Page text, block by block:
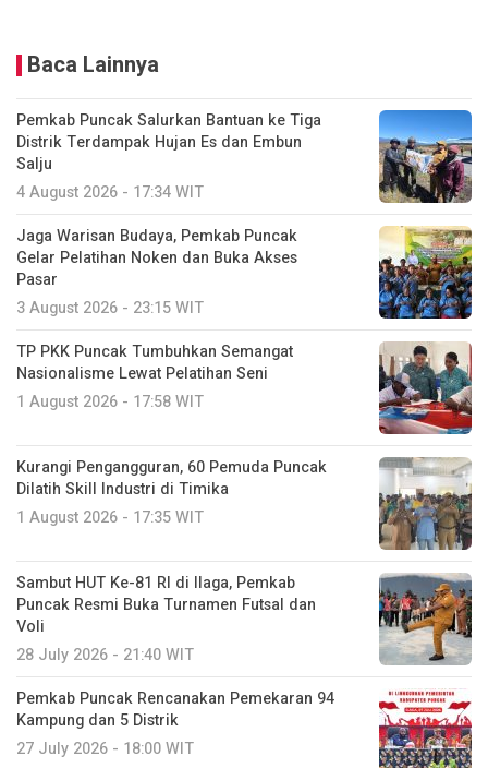
Baca Lainnya
Pemkab Puncak Salurkan Bantuan ke Tiga
Distrik Terdampak Hujan Es dan Embun
Salju
4 August 2026 - 17:34 WIT
Jaga Warisan Budaya, Pemkab Puncak
Gelar Pelatihan Noken dan Buka Akses
Pasar
3 August 2026 - 23:15 WIT
TP PKK Puncak Tumbuhkan Semangat
Nasionalisme Lewat Pelatihan Seni
1 August 2026 - 17:58 WIT
Kurangi Pengangguran, 60 Pemuda Puncak
Dilatih Skill Industri di Timika
1 August 2026 - 17:35 WIT
Sambut HUT Ke-81 RI di Ilaga, Pemkab
Puncak Resmi Buka Turnamen Futsal dan
Voli
28 July 2026 - 21:40 WIT
Pemkab Puncak Rencanakan Pemekaran 94
Kampung dan 5 Distrik
27 July 2026 - 18:00 WIT